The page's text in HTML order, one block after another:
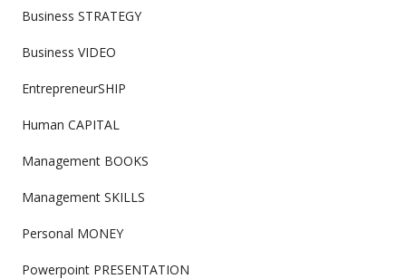
Business STRATEGY
Business VIDEO
EntrepreneurSHIP
Human CAPITAL
Management BOOKS
Management SKILLS
Personal MONEY
Powerpoint PRESENTATION